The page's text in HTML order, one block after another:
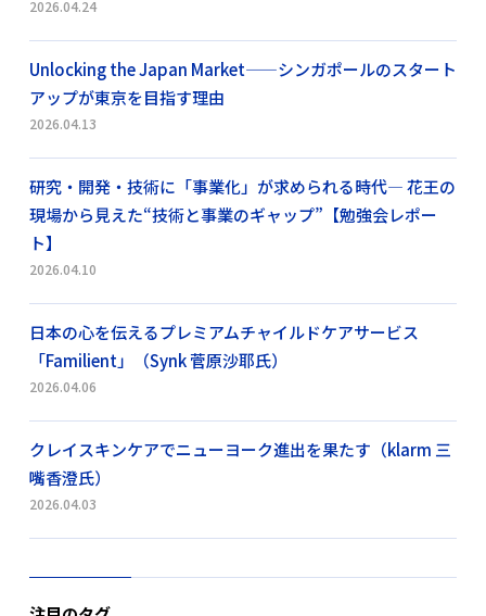
2026.04.24
Unlocking the Japan Market——シンガポールのスタート
アップが東京を目指す理由
2026.04.13
研究・開発・技術に「事業化」が求められる時代― 花王の
現場から見えた“技術と事業のギャップ”【勉強会レポー
ト】
2026.04.10
日本の心を伝えるプレミアムチャイルドケアサービス
「Familient」（Synk 菅原沙耶氏）
2026.04.06
クレイスキンケアでニューヨーク進出を果たす（klarm 三
嘴香澄氏）
2026.04.03